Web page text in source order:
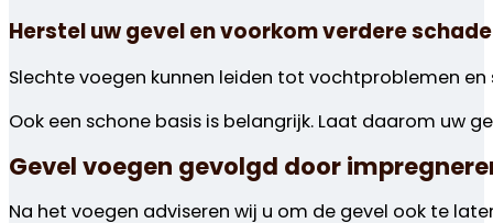
Herstel uw gevel en voorkom verdere schade
Slechte voegen kunnen leiden tot vochtproblemen
Ook een schone basis is belangrijk. Laat daarom uw
Gevel voegen gevolgd door
Na het voegen adviseren wij u om de gevel ook te